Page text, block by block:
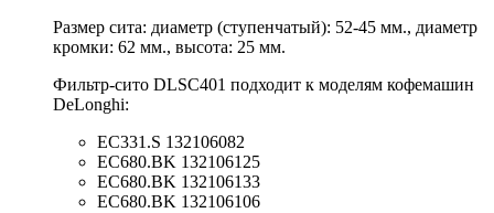
Размер сита: диаметр (ступенчатый): 52-45 мм., диаметр
кромки: 62 мм., высота: 25 мм.
Фильтр-сито DLSC401 подходит к моделям кофемашин
DeLonghi:
EC331.S 132106082
EC680.BK 132106125
EC680.BK 132106133
EC680.BK 132106106